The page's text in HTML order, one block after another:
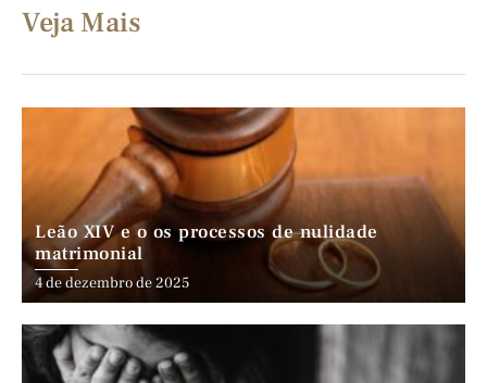
Veja Mais
Leão XIV e o os processos de nulidade
matrimonial
4 de dezembro de 2025